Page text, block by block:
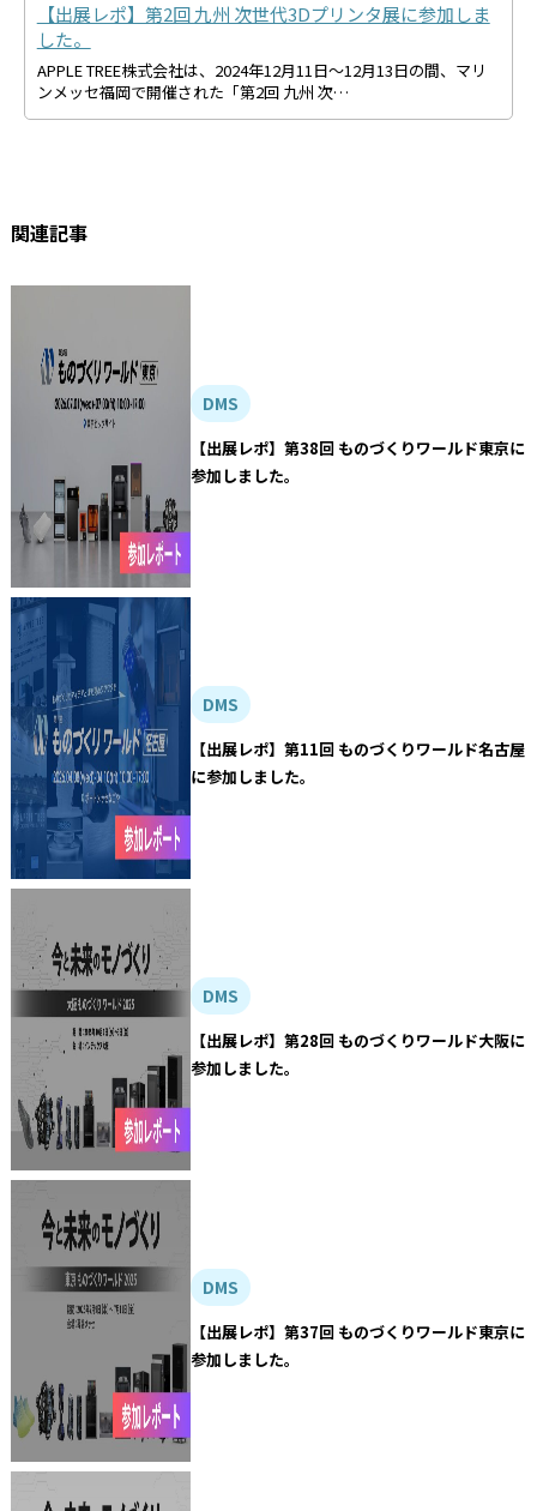
【出展レポ】第2回 九州 次世代3Dプリンタ展に参加しま
した。
APPLE TREE株式会社は、2024年12月11日～12月13日の間、マリ
ンメッセ福岡で開催された「第2回 九州 次…
関連記事
DMS
【出展レポ】第38回 ものづくりワールド東京に
参加しました。
DMS
【出展レポ】第11回 ものづくりワールド名古屋
に参加しました。
DMS
【出展レポ】第28回 ものづくりワールド大阪に
参加しました。
DMS
【出展レポ】第37回 ものづくりワールド東京に
参加しました。